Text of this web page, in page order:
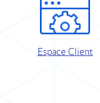
Espace Client